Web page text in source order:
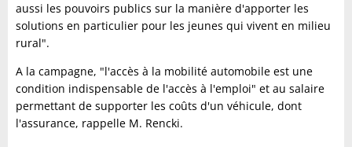
aussi les pouvoirs publics sur la manière d'apporter les
solutions en particulier pour les jeunes qui vivent en milieu
rural".
A la campagne, "l'accès à la mobilité automobile est une
condition indispensable de l'accès à l'emploi" et au salaire
permettant de supporter les coûts d'un véhicule, dont
l'assurance, rappelle M. Rencki.